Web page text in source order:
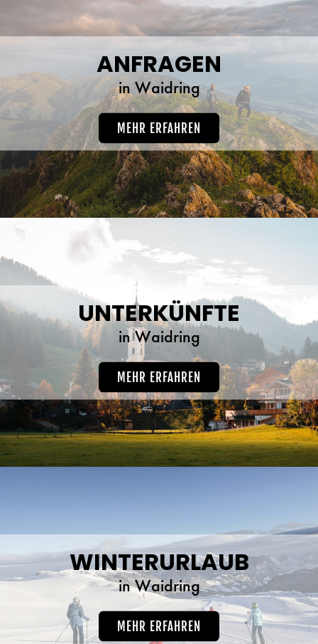
ANFRAGEN
in Waidring
MEHR ERFAHREN
UNTERKÜNFTE
in Waidring
MEHR ERFAHREN
WINTERURLAUB
in Waidring
MEHR ERFAHREN